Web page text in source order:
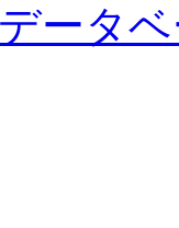
ータ